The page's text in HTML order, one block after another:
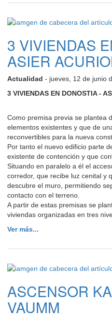
3 VIVIENDAS
ASIER
Actualidad - jueves, 12 de junio
3 VIVIENDAS EN DONOSTIA -
Como premisa previa se plantea
elementos existentes y que de
reconvertibles para la nueva
Por tanto el nuevo edificio parte
existente de contención y que
Situando en paralelo a él el
corredor, que recibe luz cenital y
descubre el muro, permitiendo
contacto con el terreno.
A partir de estas premisas se
viviendas organizadas en tres
Ver más...
ASCENSOR
VAUMM